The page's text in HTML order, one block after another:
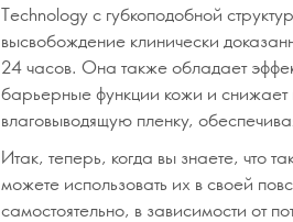
Technology с губкоподобной
высвобождение клинически
24 часов. Она также обладает
барьерные функции кожи и
влаговыводящую пленку,
Итак, теперь, когда вы знаете, что
можете использовать их в своей
самостоятельно, в зависимости от